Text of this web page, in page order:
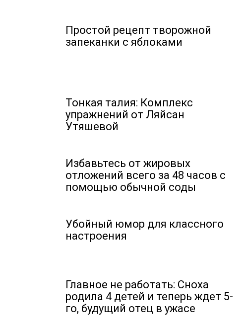
Простой рецепт творожной
запеканки с яблоками
Тонкая талия: Комплекс
упражнений от Ляйсан
Утяшевой
Избавьтесь от жировых
отложений всего за 48 часов с
помощью обычной соды
Убойный юмор для классного
настроения
Главное не работать: Сноха
родила 4 детей и теперь ждет 5-
го, будущий отец в ужасе